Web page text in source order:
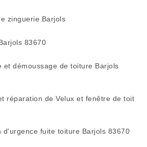
zinguerie Barjols
83670
et démoussage de toiture Barjols
réparation de Velux et fenêtre de toit
d'urgence fuite toiture Barjols 83670